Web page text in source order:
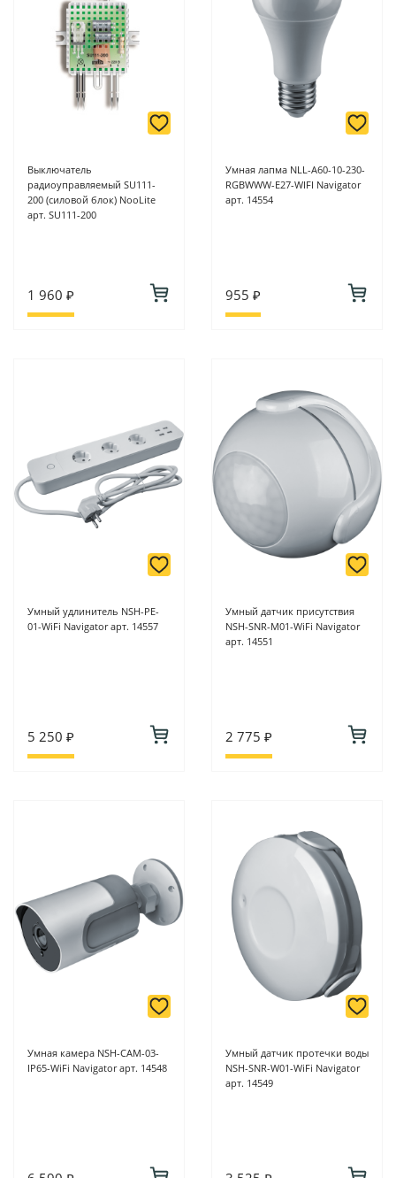
Выключатель
радиоуправляемый SU111-
200 (силовой блок) NooLite
арт. SU111-200
1 960 ₽
Умная лапма NLL-A60-10-230-
RGBWWW-E27-WIFI Navigator
арт. 14554
955 ₽
Умный удлинитель NSH-PE-
01-WiFi Navigator арт. 14557
5 250 ₽
Умный датчик присутствия
NSH-SNR-M01-WiFi Navigator
арт. 14551
2 775 ₽
Умная камера NSH-CAM-03-
IP65-WiFi Navigator арт. 14548
Умный датчик протечки воды
NSH-SNR-W01-WiFi Navigator
арт. 14549